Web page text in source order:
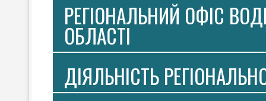
РЕГІОНАЛЬНИЙ ОФІС
ОБЛАСТІ
ДІЯЛЬНІСТЬ